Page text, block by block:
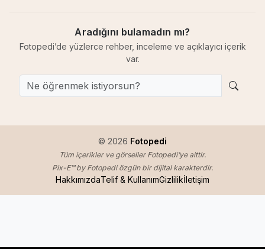
Aradığını bulamadın mı?
Fotopedi’de yüzlerce rehber, inceleme ve açıklayıcı içerik
var.
© 2026 Fotopedi
Tüm içerikler ve görseller Fotopedi’ye aittir.
Pix-E™ by Fotopedi özgün bir dijital karakterdir.
HakkımızdaTelif & KullanımGizlilikİletişim